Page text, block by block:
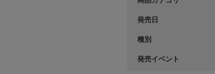
発売日
種別
発売イベント